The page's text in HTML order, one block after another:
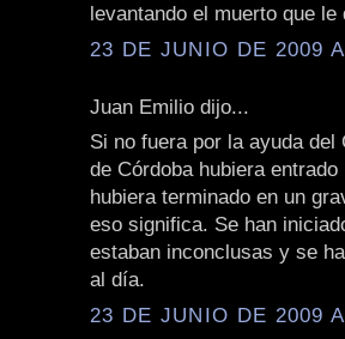
levantando el muerto que
23 DE JUNIO DE 2009
Juan Emilio dijo...
Si no fuera por la ayuda
de Córdoba hubiera
hubiera terminado en un
eso significa. Se han
estaban inconclusas y se
al día.
23 DE JUNIO DE 2009